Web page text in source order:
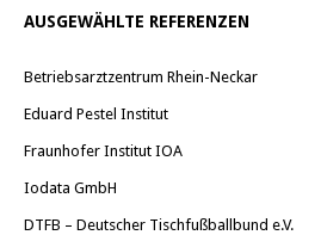
AUSGEWÄHLTE REFERENZEN
Betriebsarztzentrum Rhein-Neckar
Eduard Pestel Institut
Fraunhofer Institut IOA
Iodata GmbH
DTFB – Deutscher Tischfußballbund e.V.